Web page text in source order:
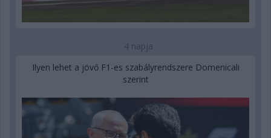
4 napja
Ilyen lehet a jövő F1-es szabályrendszere Domenicali
szerint